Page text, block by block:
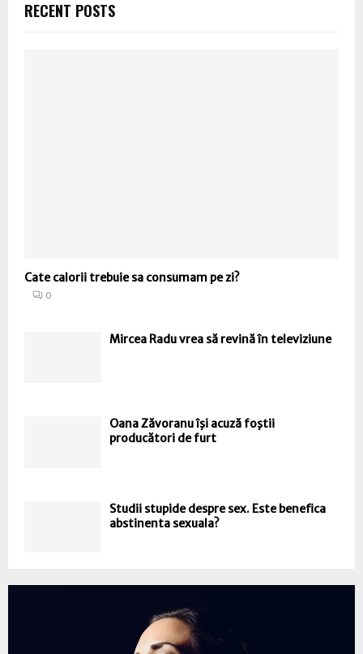
RECENT POSTS
Cate calorii trebuie sa consumam pe zi?
0
Mircea Radu vrea să revină în televiziune
Oana Zăvoranu îşi acuză foştii
producători de furt
Studii stupide despre sex. Este benefica
abstinenta sexuala?